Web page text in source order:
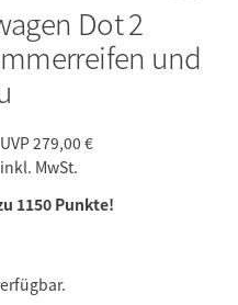
Dot 2
und
UVP279,00 €
inkl. MwSt.
1150 Punkte!